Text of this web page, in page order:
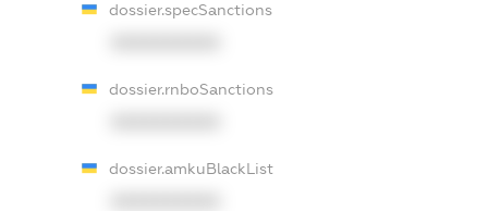
dossier.specSanctions
dossier.rnboSanctions
dossier.amkuBlackList